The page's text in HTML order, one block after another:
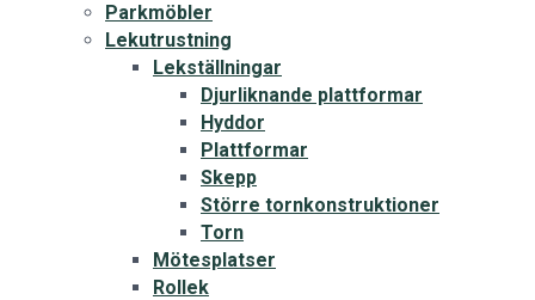
Parkmöbler
Lekutrustning
Lekställningar
Djurliknande plattformar
Hyddor
Plattformar
Skepp
Större tornkonstruktioner
Torn
Mötesplatser
Rollek